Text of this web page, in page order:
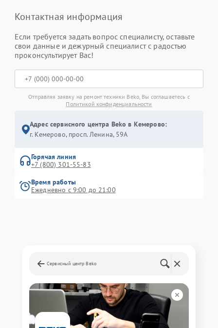
Контактная информация
Если требуется задать вопрос специалисту, оставьте
свои данные и дежурный специалист с радостью
проконсультирует Вас!
Отправляя заявку на ремонт техники Beko, Вы соглашаетесь с
Политикой конфиденциальности
Адрес сервисного центра Beko в Кемерово:
г. Кемерово, просп. Ленина, 59А
Горячая линия
+7 (800) 301-55-83
Время работы
Ежедневно с 9:00 до 21:00
Сервисный центр Beko